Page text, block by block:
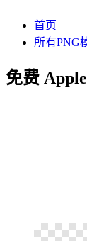
首页
所有PNG
免费